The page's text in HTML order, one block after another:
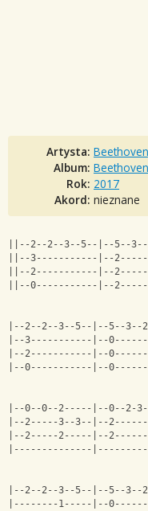
Artysta:
Album:
Rok: 2017
Akord: nieznane
||--2--2--3--5--|--5--
||--3-----------|--
||--2-----------|--
||--0-----------|--
|--2--2--3--5--|--5--
|--3-----------|--
|--2-----------|--
|--0-----------|--
|--0--0--2-----|--0--2-
|--2-----3--3--|--
|--2-----2-----|--
|--------------
|--2--2--3--5--|--5--
|--------1-----|--